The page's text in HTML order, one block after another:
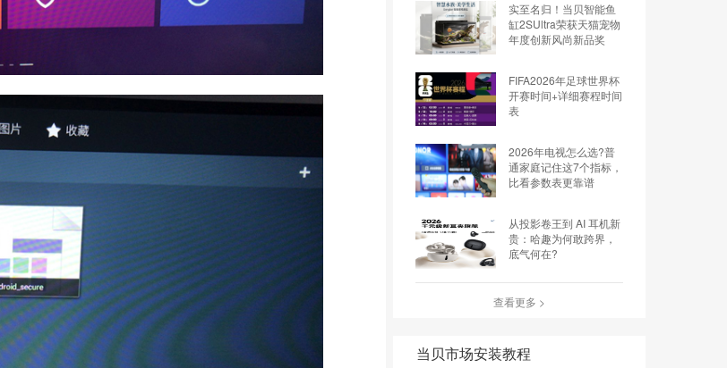
实至名归！当贝智能鱼
缸2SUltra荣获天猫宠物
年度创新风尚新品奖
FIFA2026年足球世界杯
开赛时间+详细赛程时间
表
2026年电视怎么选?普
通家庭记住这7个指标，
比看参数表更靠谱
从投影卷王到 AI 耳机新
贵：哈趣为何敢跨界，
底气何在?
查看更多 >
当贝市场安装教程